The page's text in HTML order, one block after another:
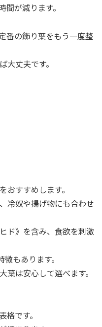
が減ります。
番の飾り葉をもう一度整
大丈夫です。
をおすすめします。
冷奴や揚げ物にも合わせ
ド》を含み、食欲を刺激
もあります。
葉は安心して選べます。
です。